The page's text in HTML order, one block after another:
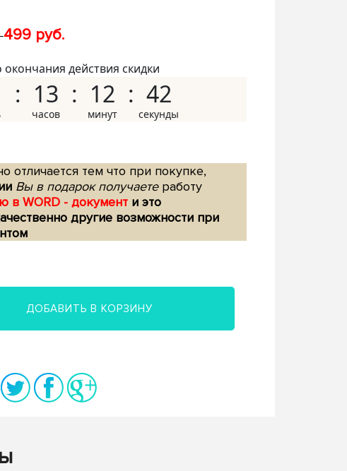
499 руб.
окончания действия скидки
13 12 41
отличается тем что при покупке,
Вы в подарок получаетеработу
в WORD - документ и это
другие возможности при
ДОБАВИТЬ В КОРЗИНУ